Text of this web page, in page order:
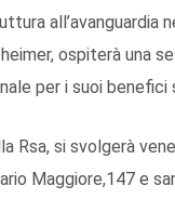
ospiterà una
per i suoi
Rsa, si svolgerà
Maggiore,147 e